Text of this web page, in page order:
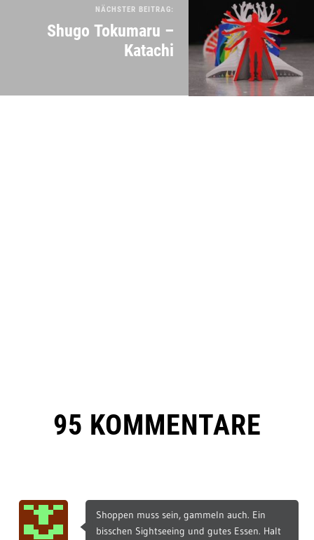
NÄCHSTER BEITRAG:
Shugo Tokumaru –
Katachi
95 KOMMENTARE
Shoppen muss sein, gammeln auch. Ein
bisschen Sightseeing und gutes Essen. Halt